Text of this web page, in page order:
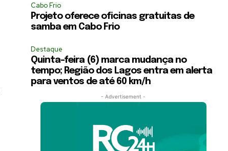
Cabo Frio
Projeto oferece oficinas gratuitas de
samba em Cabo Frio
Destaque
Quinta-feira (6) marca mudança no
tempo; Região dos Lagos entra em alerta
para ventos de até 60 km/h
- Advertisement -